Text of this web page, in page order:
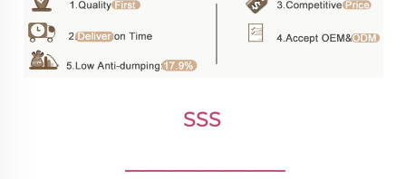
SSS
________________